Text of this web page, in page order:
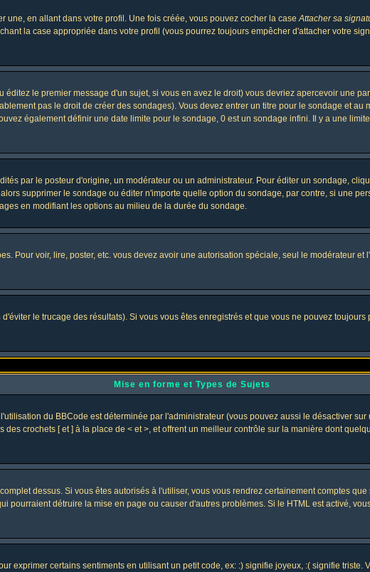
une, en allant dans votre profil. Une fois créée, vous pouvez cocher la caseAttacher sa
la case appropriée dans votre profil (vous pourrez toujours empêcher d'attacher votre
le premier message d'un sujet, si vous en avez le droit) vous devriez apercevoir une
pas le droit de créer des sondages). Vous devez entrer un titre pour le sondage et
également définir une date limite pour le sondage, 0 est un sondage infini. Il y a une
par le posteur d'origine, un modérateur ou un administrateur. Pour éditer un sondage,
supprimer le sondage ou éditer n'importe quelle option du sondage, par contre, si une
en modifiant les options au milieu de la durée du sondage.
Pour voir, lire, poster, etc. vous devez avoir une autorisation spéciale, seul le modérateur
le trucage des résultats). Si vous vous êtes enregistrés et que vous ne pouvez
Mise en forme et Types de Sujets
du BBCode est déterminée par l'administrateur (vous pouvez aussi le désactiver
crochets [ et ] à la place de < et >, et offrent un meilleur contrôle sur la manière dont
dessus. Si vous êtes autorisés à l'utiliser, vous vous rendrez certainement comptes
pourraient détruire la mise en page ou causer d'autres problèmes. Si le HTML est activé,
exprimer certains sentiments en utilisant un petit code, ex: :) signifie joyeux, :( signifie